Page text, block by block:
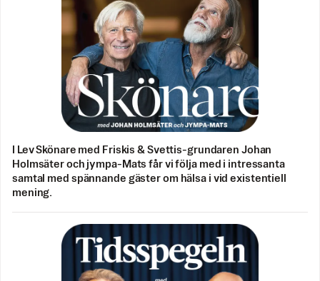
I Lev Skönare med Friskis & Svettis-grundaren Johan
Holmsäter och jympa-Mats får vi följa med i intressanta
samtal med spännande gäster om hälsa i vid existentiell
mening.